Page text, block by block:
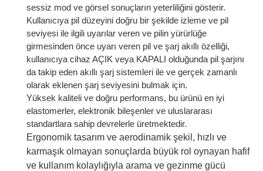
sessiz mod ve görsel sonuçların yeterliliğini gösterir.
Kullanıcıya pil düzeyini doğru bir şekilde izleme ve pil
seviyesi ile ilgili uyarılar veren ve pilin yürürlüğe
girmesinden önce uyarı veren pil ve şarj akıllı özelliği,
kullanıcıya cihaz AÇIK veya KAPALI olduğunda pil şarjını
da takip eden akıllı şarj sistemleri ile ve gerçek zamanlı
olarak eklenen şarj seviyesini bulmak için.
Yüksek kaliteli ve doğru performans, bu ürünü en iyi
elastomerler, elektronik bileşenler ve uluslararası
standartlara sahip devrelerle üretmektedir.
Ergonomik tasarım ve aerodinamik şekil, hızlı ve
karmaşık olmayan sonuçlarda büyük rol oynayan hafif
ve kullanım kolaylığıyla arama ve gezinme gücü